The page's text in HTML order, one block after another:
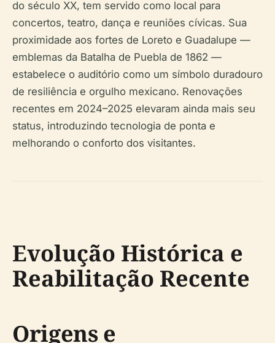
do século XX, tem servido como local para
concertos, teatro, dança e reuniões cívicas. Sua
proximidade aos fortes de Loreto e Guadalupe —
emblemas da Batalha de Puebla de 1862 —
estabelece o auditório como um símbolo duradouro
de resiliência e orgulho mexicano. Renovações
recentes em 2024–2025 elevaram ainda mais seu
status, introduzindo tecnologia de ponta e
melhorando o conforto dos visitantes.
Evolução Histórica e
Reabilitação Recente
Origens e